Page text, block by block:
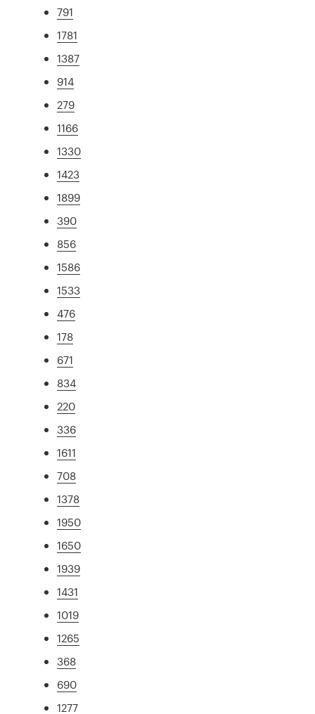
791
1781
1387
914
279
1166
1330
1423
1899
390
856
1586
1533
476
178
671
834
220
336
1611
708
1378
1950
1650
1939
1431
1019
1265
368
690
1277